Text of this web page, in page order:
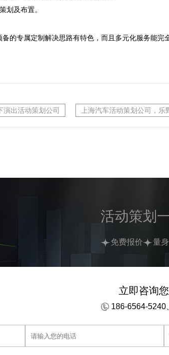
划及布置。
备的专属定制解决思路有特色，而且多元化服务能
演出活动策划公司 上海汽车活动策划公司，
活动策划
免费报价 量
立即咨询
186-6564-5240